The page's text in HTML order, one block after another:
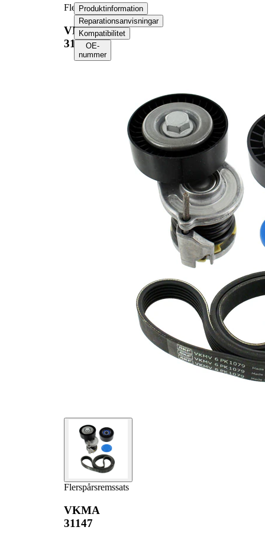
Flerspårsremssats
VKMA
31147
Flerspårsremssats
VKMA
31147
Produktinformation
Reparationsanvisningar
Kompatibilitet
OE-
nummer
Värde
1080 mm
21,36 mm
6
Inga SVHC-
substanser
tillhanda!
(etylpropylen-
dien-gummi)
Produktlista
Artikelnummer
Antal
VKM 31008
1
VKMV 6PK1080 1